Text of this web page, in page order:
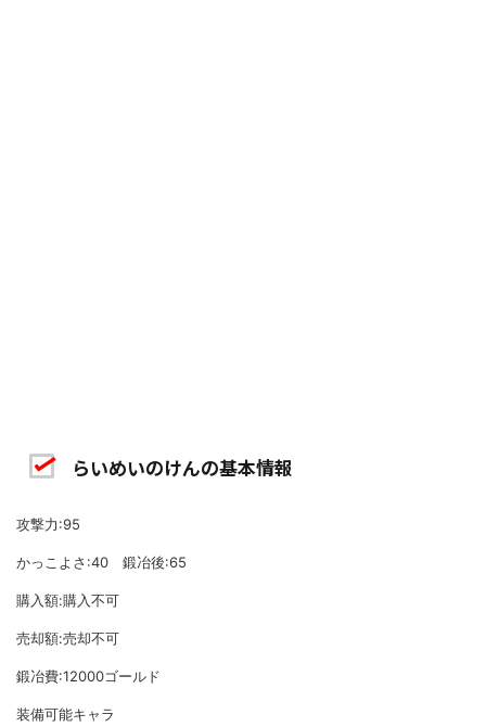
らいめいのけんの基本情報
攻撃力:95
かっこよさ:40 鍛冶後:65
購入額:購入不可
売却額:売却不可
鍛冶費:12000ゴールド
装備可能キャラ